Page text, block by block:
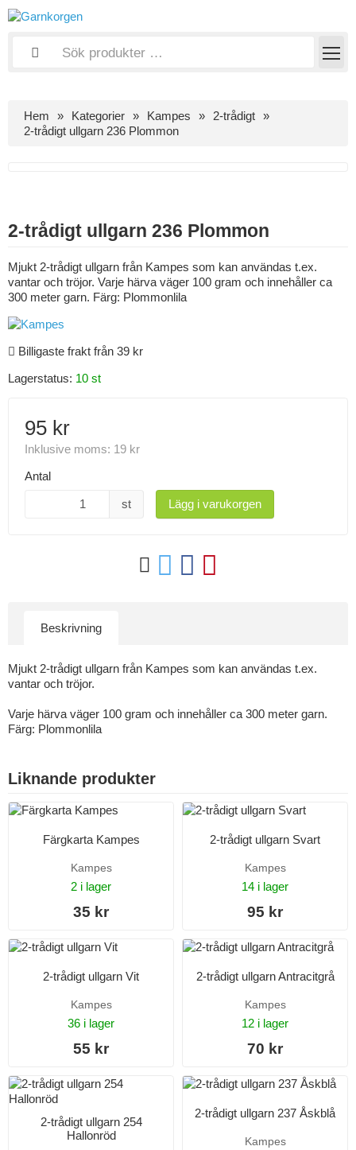
Hem Kategorier Kampes
2-trådigt
2-trådigt ullgarn 236 Plommon
2-trådigt ullgarn 236 Plommon
Mjukt 2-trådigt ullgarn från Kampes som kan användas t.ex.
vantar och tröjor. Varje härva väger 100 gram och innehåller ca
300 meter garn. Färg: Plommonlila
Billigaste frakt från 39 kr
Lagerstatus: 10 st
95 kr
Inklusive moms: 19 kr
Antal
st Lägg i varukorgen
Beskrivning
Mjukt 2-trådigt ullgarn från Kampes som kan användas t.ex.
vantar och tröjor.
Varje härva väger 100 gram och innehåller ca 300 meter garn.
Färg: Plommonlila
Liknande produkter
Färgkarta Kampes
Kampes
2 i lager
35 kr
2-trådigt ullgarn Svart
Kampes
14 i lager
95 kr
2-trådigt ullgarn Vit
Kampes
36 i lager
55 kr
2-trådigt ullgarn Antracitgrå
Kampes
12 i lager
70 kr
2-trådigt ullgarn 254
Hallonröd
2-trådigt ullgarn 237 Åskblå
Kampes